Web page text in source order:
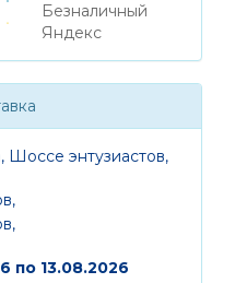
Безналичный
Яндекс
Шоссе энтузиастов,
по 13.08.2026